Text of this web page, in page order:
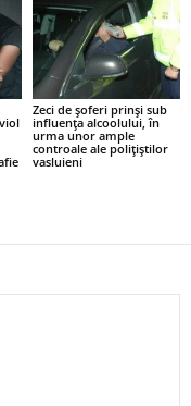
Zeci de șoferi prinși sub
influența alcoolului, în
urma unor ample
controale ale polițiștilor
vasluieni